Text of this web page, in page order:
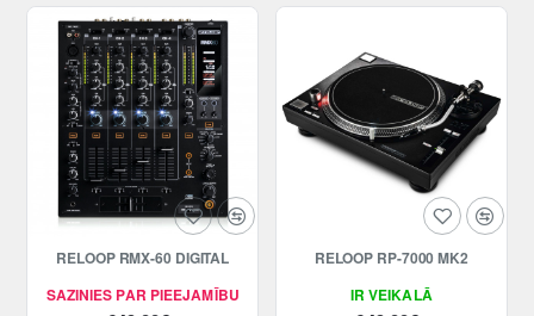
SAZINIES PAR PIEEJAMĪBU
RELOOP RMX-60 DIGITAL
IR VEIKALĀ
RELOOP RP-7000 MK2